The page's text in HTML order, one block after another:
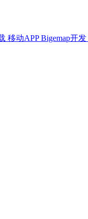
移动APPBigemap开发